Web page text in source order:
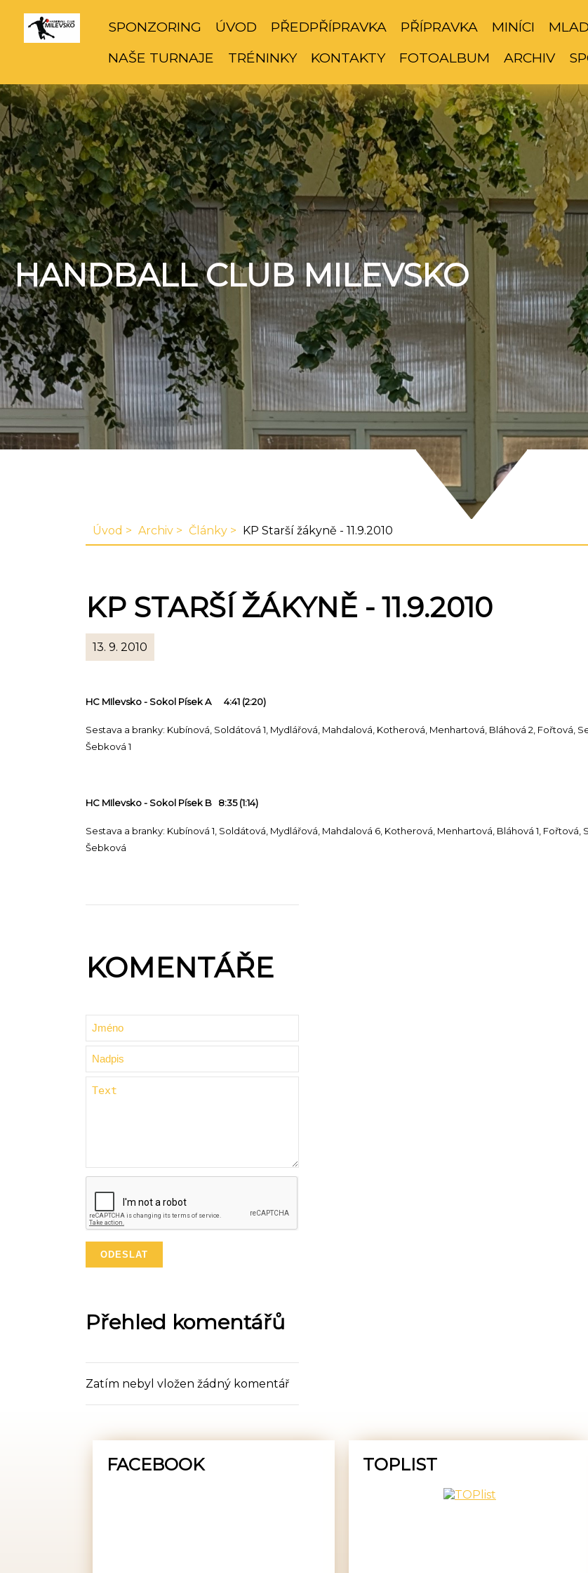
SPONZORING ÚVOD PŘEDPŘÍPRAVKA PŘÍPRAVKA MINÍCI
NAŠE TURNAJE
TRÉNINKY KONTAKTY FOTOALBUM ARCHIV
HANDBALL CLUB MILEVSKO
Úvod Archiv Články KP Starší žákyně - 11.9.2010
KP STARŠÍ ŽÁKYNĚ - 11.9.2010
13. 9. 2010
HC MIlevsko - Sokol Písek A 4:41 (2:20)
Sestava a branky: Kubínová, Soldátová 1, Mydlářová, Mahdalová, Kotherová, Menhartová, Bláhová 2, Fořtová,
Šebková 1
HC MIlevsko - Sokol Písek B 8:35 (1:14)
Sestava a branky: Kubínová 1, Soldátová, Mydlářová, Mahdalová 6, Kotherová, Menhartová, Bláhová 1,
Šebková
KOMENTÁŘE
Přehled komentářů
Zatím nebyl vložen žádný komentář
FACEBOOK TOPLIST